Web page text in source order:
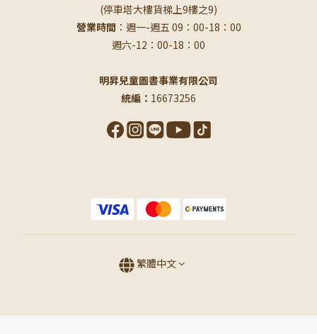
(停車塔大樓貨梯上9樓之9)
營業時間 ：週一-週五 09：00-18：00
週六-12：00-18：00
明昇兒童圖書事業有限公司
統編： 16673256
繁體中文